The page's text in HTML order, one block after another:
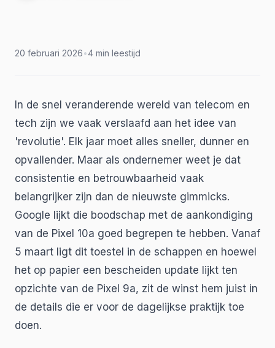
20 februari 2026•4 min leestijd
In de snel veranderende wereld van telecom en
tech zijn we vaak verslaafd aan het idee van
'revolutie'. Elk jaar moet alles sneller, dunner en
opvallender. Maar als ondernemer weet je dat
consistentie en betrouwbaarheid vaak
belangrijker zijn dan de nieuwste gimmicks.
Google lijkt die boodschap met de aankondiging
van de Pixel 10a goed begrepen te hebben. Vanaf
5 maart ligt dit toestel in de schappen en hoewel
het op papier een bescheiden update lijkt ten
opzichte van de Pixel 9a, zit de winst hem juist in
de details die er voor de dagelijkse praktijk toe
doen.